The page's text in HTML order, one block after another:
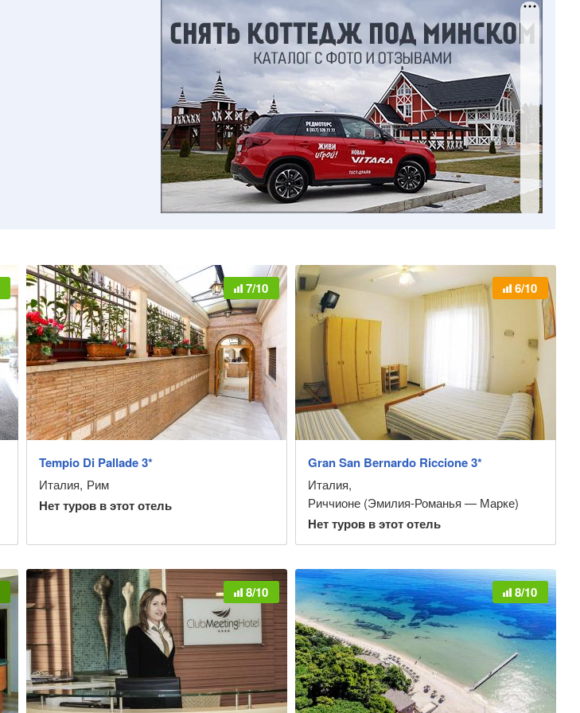
7/10
Tempio Di Pallade 3*
Италия, Рим
Нет туров в этот отель
6/10
Gran San Bernardo Riccione 3*
Италия,
Риччионе (Эмилия-Романья — Марке)
Нет туров в этот отель
8/10 8/10